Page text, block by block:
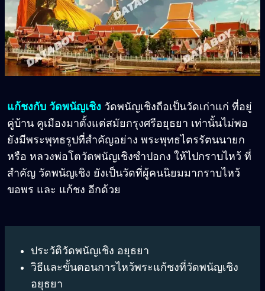
แก้ชงกับ วัดพนัญเชิง วัดพนัญเชิงถือเป็นวัดเก่าแก่ ที่อยู่
คู่บ้าน คูเมืองมาตั้งแต่สมัยกรุงศรีอยุธยา เท่านั้นไม่พอ
ยังมีพระพุทธรูปที่สำคัญอย่าง พระพุทธไตรรัตนนายก
หรือ หลวงพ่อโตวัดพนัญเชิงซำปอกง ให้ไปกราบไหว้ ที่
สำคัญ วัดพนัญเชิง ยังเป็นวัดที่ผู้คนนิยมมากราบไหว้
ขอพร และ แก้ชง อีกด้วย
ประวัติวัดพนัญเชิง อยุธยา
วิธีและขั้นตอนการไหว้พระแก้ชงที่วัดพนัญเชิง
อยุธยา